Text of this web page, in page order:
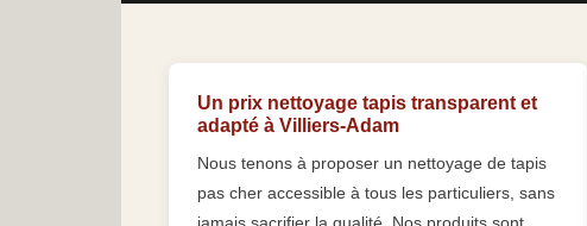
Un prix nettoyage tapis transparent et
adapté à Villiers-Adam
Nous tenons à proposer un nettoyage de tapis
pas cher accessible à tous les particuliers, sans